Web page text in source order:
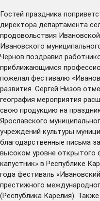
Гостей праздника
директора департамента
продовольствия
Ивановского
Чернов поздравил
приближающимся
пожелал фестивалю
развития. Сергей Низов
география мероприятия
свою продукцию на
Ярославского
учреждений культуры
благодарственные письма
высоком уровне открытого
капустник» в Республике
года фестиваль
престижного
(Республика Карелия).